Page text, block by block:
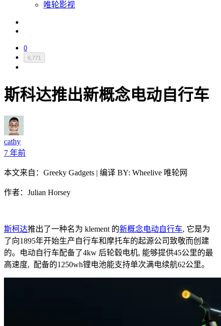
唯轮影视
0
6,771
斯科达推出新概念电动自行车
cathy
7 年前
本文来自：Greeky Gadgets | 编译 BY: Wheelive 唯轮网
作者：Julian Horsey
斯柯达推出了一种名为 klement 的新概念电动自行车, 它是为
了向1895年开始生产自行车和摩托车的起源公司致敬而创建
的。电动自行车配备了4kw 后轮毂电机, 能够提供45公里的最
高速度, 配备的1250wh锂电池能支持单次满电续航62公里。